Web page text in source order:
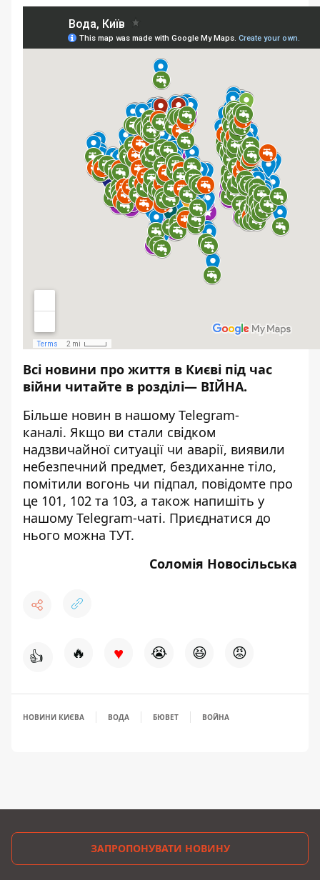
Всі новини про життя в Києві під час
війни читайте в розділі— ВІЙНА.
Більше новин в нашому Telegram-
каналі. Якщо ви стали свідком
надзвичайної ситуації чи аварії, виявили
небезпечний предмет, бездиханне тіло,
помітили вогонь чи підпал, повідомте про
це 101, 102 та 103, а також напишіть у
нашому Telegram-чаті. Приєднатися до
нього можна ТУТ.
Соломія Новосільська
👍 🔥 ♥ 😭 😆 😡
НОВИНИ КИЄВА ВОДА БЮВЕТ ВОЙНА
ЗАПРОПОНУВАТИ НОВИНУ